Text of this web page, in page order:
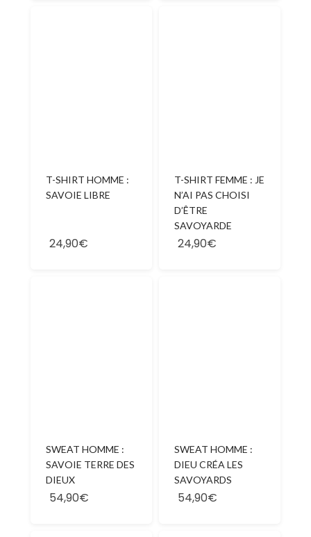
T-SHIRT HOMME :
SAVOIE LIBRE
24,90€
T-SHIRT FEMME : JE
N’AI PAS CHOISI
D’ÊTRE
SAVOYARDE
24,90€
SWEAT HOMME :
SAVOIE TERRE DES
DIEUX
54,90€
SWEAT HOMME :
DIEU CRÉA LES
SAVOYARDS
54,90€